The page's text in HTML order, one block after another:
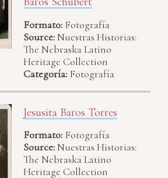
Formato: Fotografía
Source:Nuestras Historias:
The Nebraska Latino
Heritage Collection
Categoría: Fotografía
Jesusita Baros Torres
Formato: Fotografía
Source:Nuestras Historias:
The Nebraska Latino
Heritage Collection